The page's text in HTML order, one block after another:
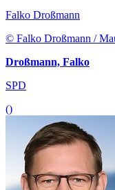
Falko Droßmann
© Falko Droßmann /
Droßmann, Falko
SPD
()